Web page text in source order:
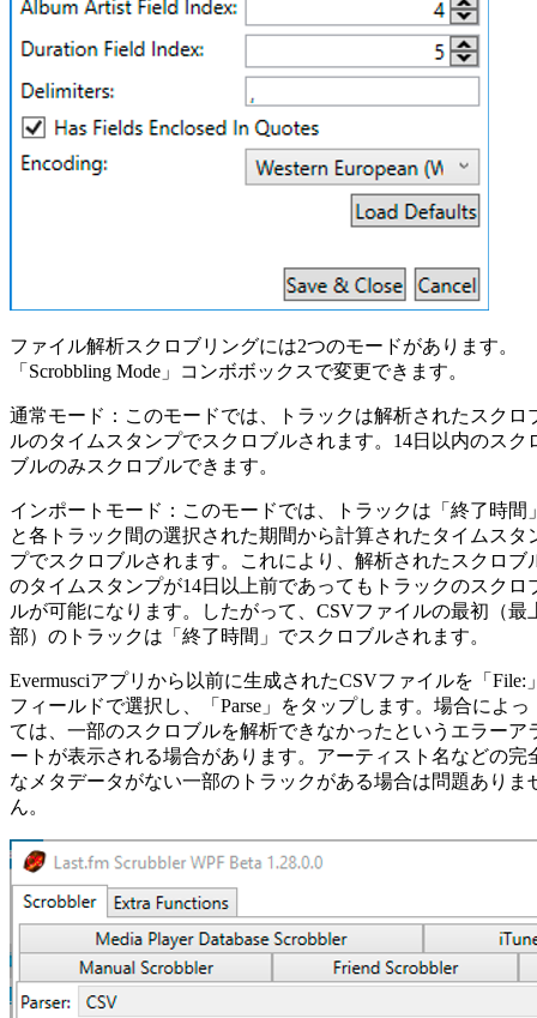
ファイル解析スクロブリングには2つのモードがあります。
「Scrobbling Mode」コンボボックスで変更できます。
通常モード：このモードでは、トラックは解析されたスクロ
ルのタイムスタンプでスクロブルされます。14日以内のスク
ブルのみスクロブルできます。
インポートモード：このモードでは、トラックは「終了時間
と各トラック間の選択された期間から計算されたタイムスタ
プでスクロブルされます。これにより、解析されたスクロブ
のタイムスタンプが14日以上前であってもトラックのスクロ
ルが可能になります。したがって、CSVファイルの最初（最
部）のトラックは「終了時間」でスクロブルされます。
Evermusciアプリから以前に生成されたCSVファイルを「File:
フィールドで選択し、「Parse」をタップします。場合によっ
ては、一部のスクロブルを解析できなかったというエラーア
ートが表示される場合があります。アーティスト名などの完
なメタデータがない一部のトラックがある場合は問題ありま
ん。